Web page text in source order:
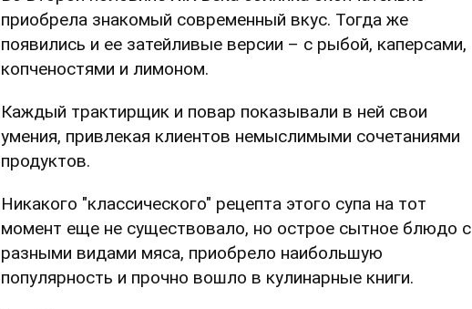
приобрела знакомый современный вкус. Тогда же
появились и ее затейливые версии – с рыбой, каперсами,
копченостями и лимоном.
Каждый трактирщик и повар показывали в ней свои
умения, привлекая клиентов немыслимыми сочетаниями
продуктов.
Никакого "классического" рецепта этого супа на тот
момент еще не существовало, но острое сытное блюдо с
разными видами мяса, приобрело наибольшую
популярность и прочно вошло в кулинарные книги.